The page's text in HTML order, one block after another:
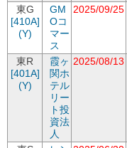
東G
[410A]
(Y)
GM
Oコ
マー
ス
2025/09/25
東R
[401A]
(Y)
霞ヶ
関ホ
テル
リー
ト投
資法
人
2025/08/13